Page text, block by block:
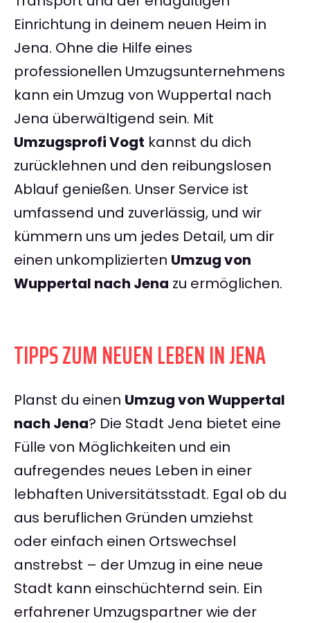
Einrichtung in deinem neuen Heim in
Jena. Ohne die Hilfe eines
professionellen Umzugsunternehmens
kann ein Umzug von Wuppertal nach
Jena überwältigend sein. Mit
Umzugsprofi Vogt kannst du dich
zurücklehnen und den reibungslosen
Ablauf genießen. Unser Service ist
umfassend und zuverlässig, und wir
kümmern uns um jedes Detail, um dir
einen unkomplizierten Umzug von
Wuppertal nach Jena zu ermöglichen.
TIPPS ZUM NEUEN LEBEN IN JENA
Planst du einen Umzug von Wuppertal
nach Jena? Die Stadt Jena bietet eine
Fülle von Möglichkeiten und ein
aufregendes neues Leben in einer
lebhaften Universitätsstadt. Egal ob du
aus beruflichen Gründen umziehst
oder einfach einen Ortswechsel
anstrebst – der Umzug in eine neue
Stadt kann einschüchternd sein. Ein
erfahrener Umzugspartner wie der